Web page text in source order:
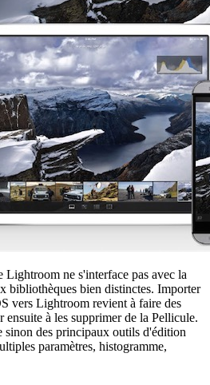
ne s'interface pas avec la
bibliothèques bien distinctes. Importer
vers Lightroom revient à faire des
à les supprimer de la Pellicule.
des principaux outils d'édition
paramètres, histogramme,